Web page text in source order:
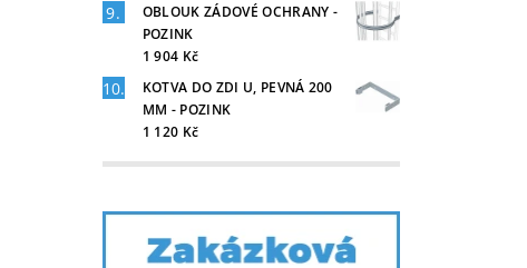
OBLOUK ZÁDOVÉ OCHRANY -
POZINK
1 904 Kč
KOTVA DO ZDI U, PEVNÁ 200
MM - POZINK
1 120 Kč